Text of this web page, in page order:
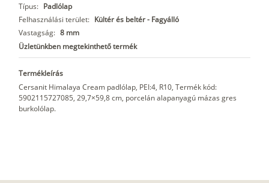
Típus: Padlólap
Felhasználási terület: Kültér és beltér - Fagyálló
Vastagság: 8 mm
Üzletünkben megtekinthető termék
Termékleírás
Cersanit Himalaya Cream padlólap, PEI:4, R10, Termék kód:
5902115727085, 29,7×59,8 cm, porcelán alapanyagú mázas gres
burkolólap.